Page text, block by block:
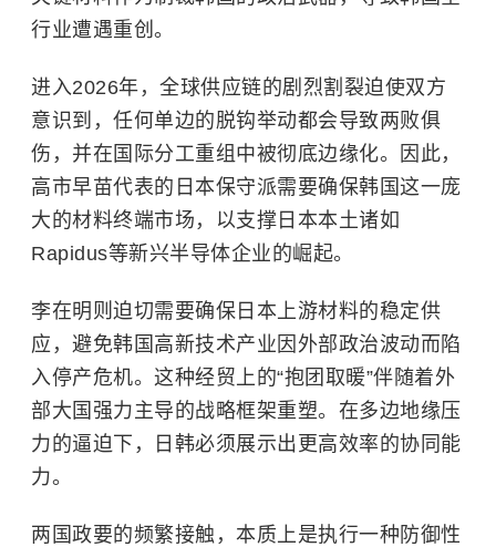
行业遭遇重创。
进入2026年，全球供应链的剧烈割裂迫使双方
意识到，任何单边的脱钩举动都会导致两败俱
伤，并在国际分工重组中被彻底边缘化。因此，
高市早苗代表的日本保守派需要确保韩国这一庞
大的材料终端市场，以支撑日本本土诸如
Rapidus等新兴半导体企业的崛起。
李在明则迫切需要确保日本上游材料的稳定供
应，避免韩国高新技术产业因外部政治波动而陷
入停产危机。这种经贸上的“抱团取暖”伴随着外
部大国强力主导的战略框架重塑。在多边地缘压
力的逼迫下，日韩必须展示出更高效率的协同能
力。
两国政要的频繁接触，本质上是执行一种防御性